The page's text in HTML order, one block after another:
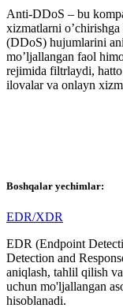
Anti-DDoS – bu
xizmatlarni
(DDoS) hujumlarini
mo’ljallangan faol
rejimida filtrlaydi,
ilovalar va onlayn
Boshqalar yechimlar:
EDR/XDR
EDR (Endpoint
Detection and
aniqlash, tahlil qilish
uchun mo'ljallangan
hisoblanadi.